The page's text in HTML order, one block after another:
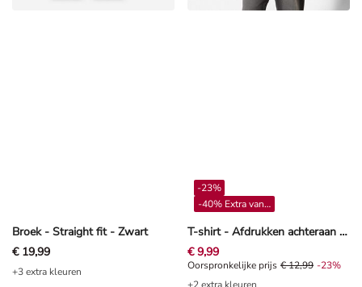
Broek - Straight fit - Zwart
€ 19,99
+3 extra kleuren
T-shirt - Afdrukken achteraan - wit
-23%
-40% Extra vanaf 4**
€ 9,99
Oorspronkelijke prijs € 12,99,
Oorspronkelijke prijs € 12,99 -23%